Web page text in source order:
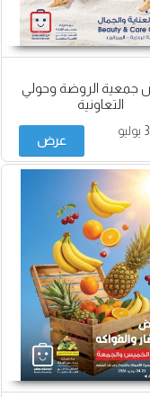
جمعية الروضة وحولي
التعاونية
عرض